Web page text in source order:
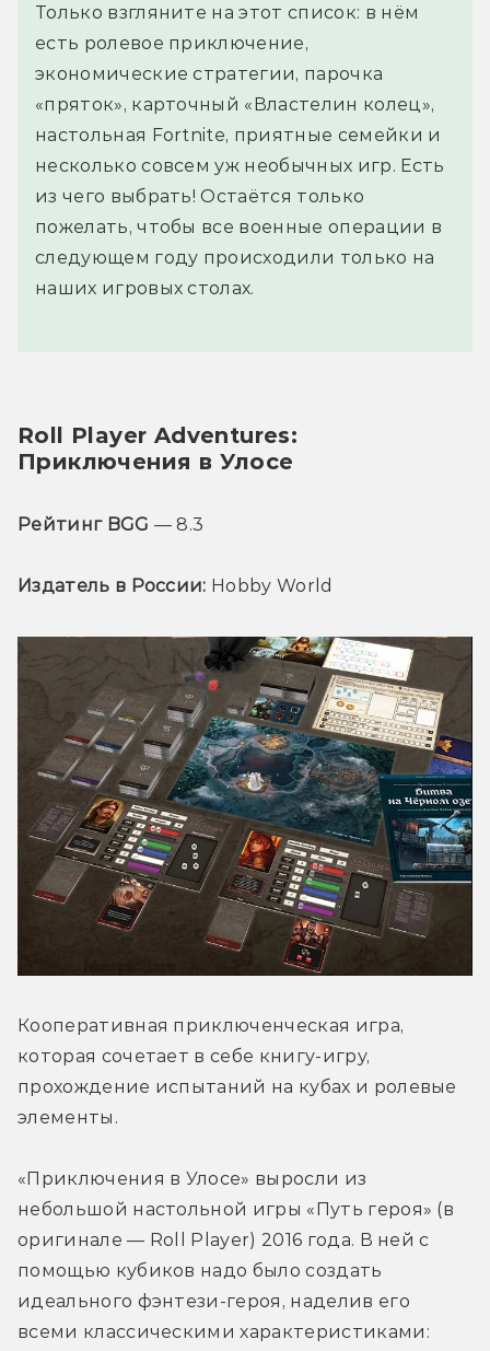
Только взгляните на этот список: в нём
есть ролевое приключение,
экономические стратегии, парочка
«пряток», карточный «Властелин колец»,
настольная Fortnite, приятные семейки и
несколько совсем уж необычных игр. Есть
из чего выбрать! Остаётся только
пожелать, чтобы все военные операции в
следующем году происходили только на
наших игровых столах.
Roll Player Adventures:
Приключения в Улосе
Рейтинг BGG — 8.3
Издатель в России: Hobby World
Кооперативная приключенческая игра,
которая сочетает в себе книгу-игру,
прохождение испытаний на кубах и ролевые
элементы.
«Приключения в Улосе» выросли из
небольшой настольной игры «Путь героя» (в
оригинале — Roll Plaуer) 2016 года. В ней с
помощью кубиков надо было создать
идеального фэнтези-героя, наделив его
всеми классическими характеристиками: